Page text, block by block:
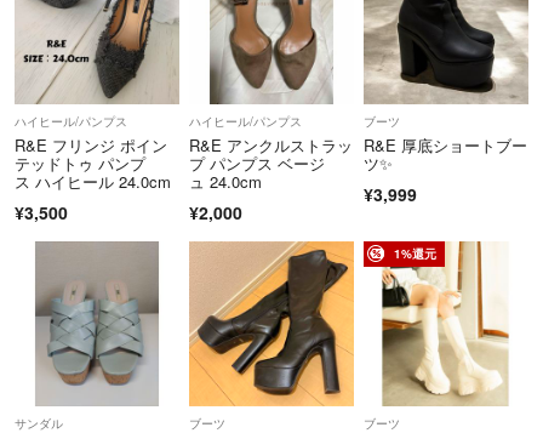
ハイヒール/パンプス
R&E フリンジ ポイン
テッドトゥ パンプ
ス ハイヒール 24.0cm
¥3,500
ハイヒール/パンプス
R&E アンクルストラッ
プ パンプス ベージ
ュ 24.0cm
¥2,000
ブーツ
R&E 厚底ショートブー
ツ✨
¥3,999
サンダル ブーツ
1%還元
ブーツ